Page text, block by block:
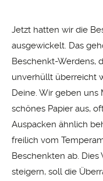
Jetzt hatten wir die
ausgewickelt. Das
Beschenkt-Werdens,
unverhüllt überreicht
Deine. Wir geben uns
schönes Papier aus,
Auspacken ähnlich
freilich vom
Beschenkten ab. Dies
steigern, soll die